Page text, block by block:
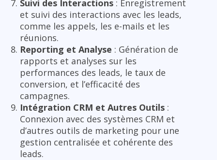
Suivi des Interactions : Enregistrement
et suivi des interactions avec les leads,
comme les appels, les e-mails et les
réunions.
Reporting et Analyse : Génération de
rapports et analyses sur les
performances des leads, le taux de
conversion, et l’efficacité des
campagnes.
Intégration CRM et Autres Outils :
Connexion avec des systèmes CRM et
d’autres outils de marketing pour une
gestion centralisée et cohérente des
leads.